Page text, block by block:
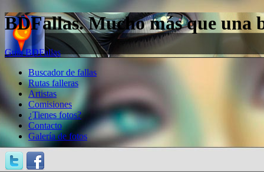
BDFallas. Mucho más que una
Guía BDFallas
Buscador de fallas
Rutas falleras
Artistas
Comisiones
¿Tienes fotos?
Contacto
Galería de fotos